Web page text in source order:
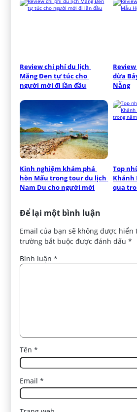
Review chi phí du lịch
Măng Đen tự túc cho
người mới đi lần đầu
dừa
Nẵng
Kinh nghiệm khám phá
hòn Mấu trong tour du lịch
Nam Du cho người mới
Top
Khánh
qua
Để lại một bình luận
Email của bạn sẽ không được hiển
trường bắt buộc được đánh dấu*
Bình luận*
Tên*
Email*